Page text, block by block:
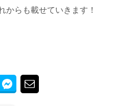
からも載せていきます！